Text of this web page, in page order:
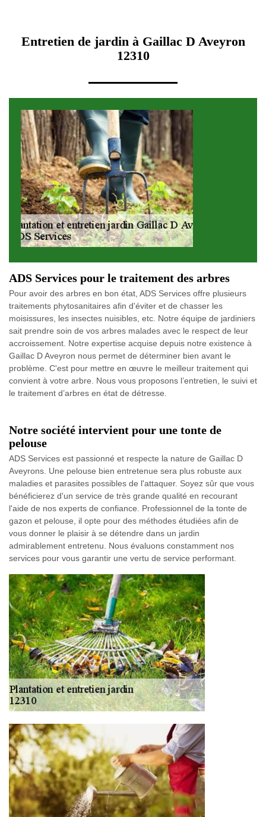
Entretien de jardin à Gaillac D Aveyron
12310
ADS Services pour le traitement des arbres
Pour avoir des arbres en bon état, ADS Services offre plusieurs
traitements phytosanitaires afin d'éviter et de chasser les
moisissures, les insectes nuisibles, etc. Notre équipe de jardiniers
sait prendre soin de vos arbres malades avec le respect de leur
accroissement. Notre expertise acquise depuis notre existence à
Gaillac D Aveyron nous permet de déterminer bien avant le
problème. C'est pour mettre en œuvre le meilleur traitement qui
convient à votre arbre. Nous vous proposons l’entretien, le suivi et
le traitement d’arbres en état de détresse.
Notre société intervient pour une tonte de
pelouse
ADS Services est passionné et respecte la nature de Gaillac D
Aveyrons. Une pelouse bien entretenue sera plus robuste aux
maladies et parasites possibles de l'attaquer. Soyez sûr que vous
bénéficierez d'un service de très grande qualité en recourant
l'aide de nos experts de confiance. Professionnel de la tonte de
gazon et pelouse, il opte pour des méthodes étudiées afin de
vous donner le plaisir à se détendre dans un jardin
admirablement entretenu. Nous évaluons constamment nos
services pour vous garantir une vertu de service performant.